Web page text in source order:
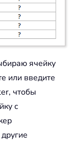
ячейку
или введите
чтобы
с